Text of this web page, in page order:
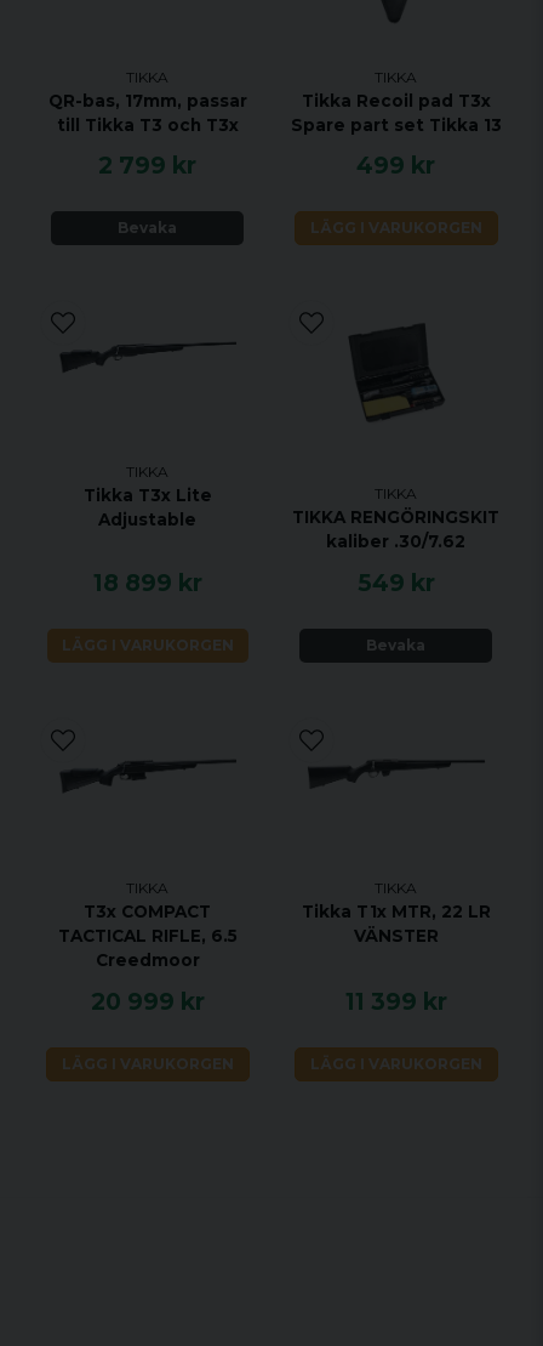
TIKKA
QR-bas, 17mm, passar
till Tikka T3 och T3x
2 799 kr
Bevaka
TIKKA
Tikka Recoil pad T3x
Spare part set Tikka 13
499 kr
LÄGG I VARUKORGEN
TIKKA
Tikka T3x Lite
Adjustable
18 899 kr
LÄGG I VARUKORGEN
TIKKA
TIKKA RENGÖRINGSKIT
kaliber .30/7.62
549 kr
Bevaka
TIKKA
T3x COMPACT
TACTICAL RIFLE, 6.5
Creedmoor
20 999 kr
LÄGG I VARUKORGEN
TIKKA
Tikka T1x MTR, 22 LR
VÄNSTER
11 399 kr
LÄGG I VARUKORGEN
KALIBER 270 WIN
HANDENHET VÄNSTER
VIKT 3 KG
PIPLÄNGD 510 MM
UTLÖSARE ENSTEGS TRIGGER
MATERIAL CERAKOTE DESERT VERDE
GÄNGAD 5/8-24
JUSTERBAR KOLVKAM NEJ
ÖPPNA RIKTMEDEL NEJ
RÄFFLAD PIPA JA